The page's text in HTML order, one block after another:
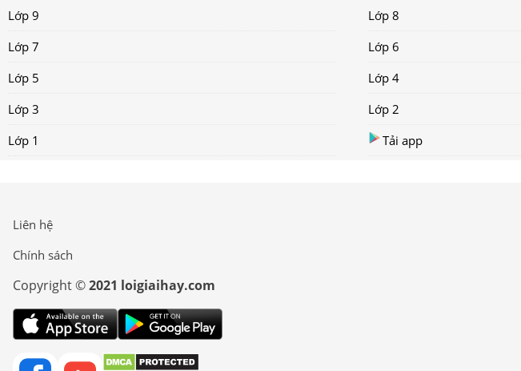
Lớp 9
Lớp 8
Lớp 7
Lớp 6
Lớp 5
Lớp 4
Lớp 3
Lớp 2
Lớp 1
Tải app
Liên hệ
Chính sách
Copyright ©2021 loigiaihay.com